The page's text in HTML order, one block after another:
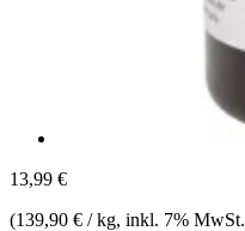
13,99 €
(139,90 € / kg, inkl. 7% MwSt.